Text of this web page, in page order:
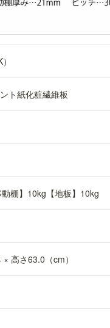
来る棚
す。TNL-
組立
す。専
ト紙化粧繊維板
動棚】10kg【地板】10kg
高さ63.0（cm）